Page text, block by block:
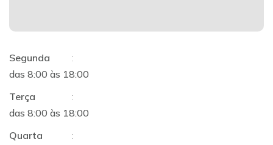
Segunda
:
das 8:00 às 18:00
Terça
:
das 8:00 às 18:00
Quarta
: